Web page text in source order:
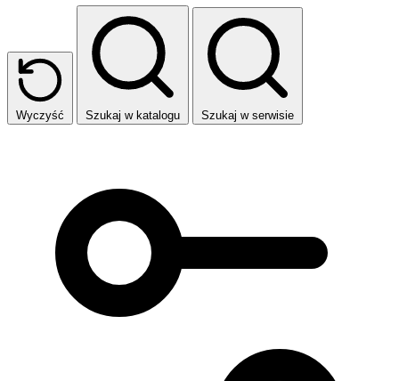
Wyczyść Szukaj w katalogu Szukaj w serwisie